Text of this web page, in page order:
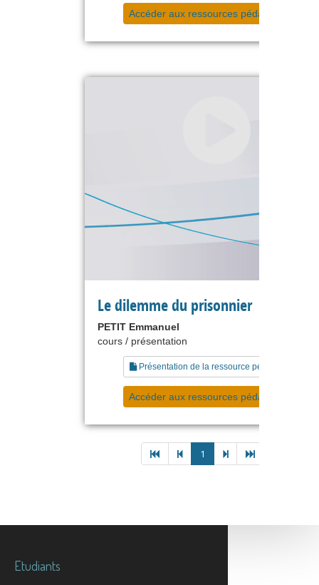
Accéder aux ressources pédagogiques
Le dilemme du prisonnier
PETIT Emmanuel
cours / présentation
Présentation de la ressource pédagogique
Accéder aux ressources pédagogiques
1
Etudiants